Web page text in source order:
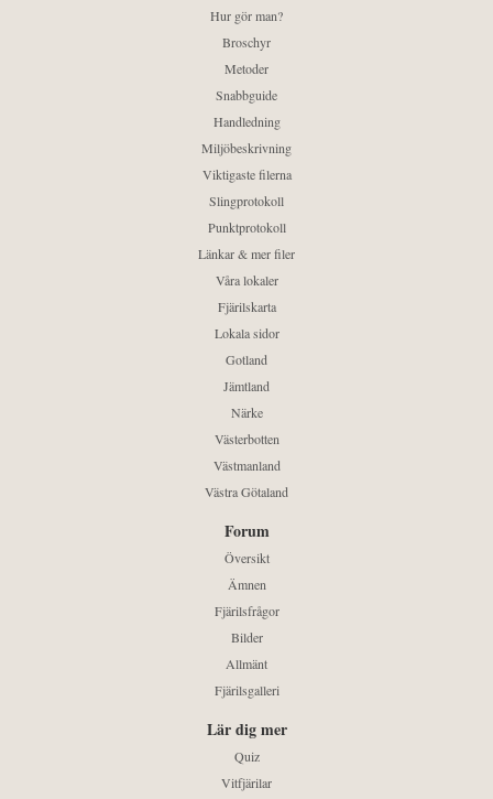
Hur gör man?
Broschyr
Metoder
Snabbguide
Handledning
Miljöbeskrivning
Viktigaste filerna
Slingprotokoll
Punktprotokoll
Länkar & mer filer
Våra lokaler
Fjärilskarta
Lokala sidor
Gotland
Jämtland
Närke
Västerbotten
Västmanland
Västra Götaland
Forum
Översikt
Ämnen
Fjärilsfrågor
Bilder
Allmänt
Fjärilsgalleri
Lär dig mer
Quiz
Vitfjärilar